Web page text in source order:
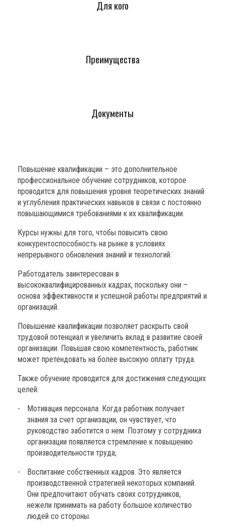
Для кого
Преимущества
Документы
Повышение квалификации – это дополнительное
профессиональное обучение сотрудников, которое
проводится для повышения уровня теоретических знаний
и углубления практических навыков в связи с постоянно
повышающимися требованиями к их квалификации.
Курсы нужны для того, чтобы повысить свою
конкурентоспособность на рынке в условиях
непрерывного обновления знаний и технологий.
Работодатель заинтересован в
высококвалифицированных кадрах, поскольку они –
основа эффективности и успешной работы предприятий и
организаций.
Повышение квалификации позволяет раскрыть свой
трудовой потенциал и увеличить вклад в развитие своей
организации. Повышая свою компетентность, работник
может претендовать на более высокую оплату труда.
Также обучение проводится для достижения следующих
целей:
Мотивация персонала. Когда работник получает
знания за счет организации, он чувствует, что
руководство заботится о нем. Поэтому у сотрудника
организации появляется стремление к повышению
производительности труда;
Воспитание собственных кадров. Это является
производственной стратегией некоторых компаний.
Они предпочитают обучать своих сотрудников,
нежели принимать на работу большое количество
людей со стороны.